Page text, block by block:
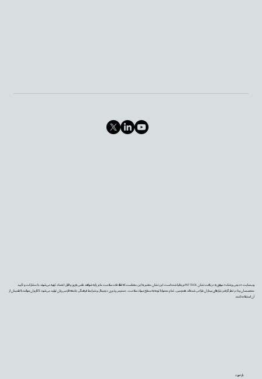
وب‌سایت «دیجی‌پزشک» موفق به دریافت نشان PIF TICK بریتانیا شده است. این نشان معتبر به این معناست که اطلاعات سلامت ما بر پایه شواهد علمی به‌روز و قابل اعتماد تهیه می‌شوند، با مشارکت و تأیید
متخصصان و با در نظر گرفتن نیازهای بیماران طراحی شده‌اند. همچنین، تمام محتوا با توجه به سطح سواد سلامت، دسترس‌پذیری دیجیتال و شرایط فرهنگی جامعه فارسی‌زبان تولید می‌شود تا کاربران بتوانند با اطمینان از
آن استفاده کنند.
بازخورد